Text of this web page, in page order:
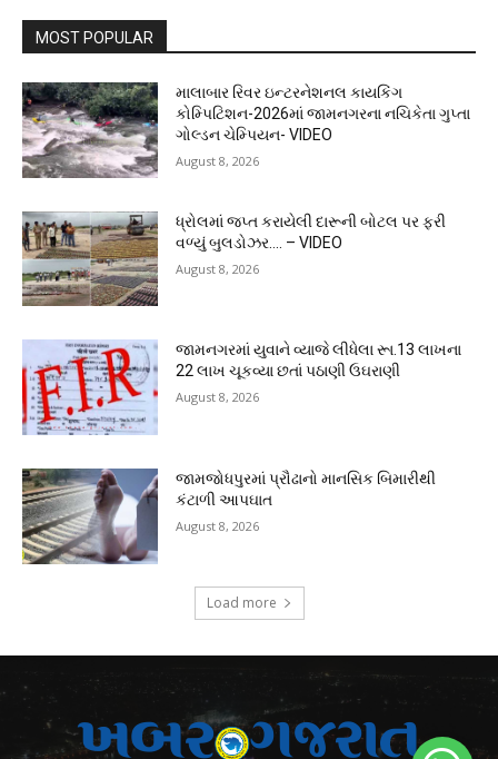
MOST POPULAR
માલાબાર રિવર ઇન્ટરનેશનલ કાયકિંગ
કોમ્પિટિશન-2026માં જામનગરના નચિકેતા ગુપ્તા
ગોલ્ડન ચેમ્પિયન- VIDEO
August 8, 2026
ધ્રોલમાં જપ્ત કરાયેલી દારૂની બોટલ પર ફરી
વળ્યું બુલડોઝર…. – VIDEO
August 8, 2026
જામનગરમાં યુવાને વ્યાજે લીધેલા રૂા.13 લાખના
22 લાખ ચૂકવ્યા છતાં પઠાણી ઉઘરાણી
August 8, 2026
જામજોધપુરમાં પ્રૌઢાનો માનસિક બિમારીથી
કંટાળી આપઘાત
August 8, 2026
Load more